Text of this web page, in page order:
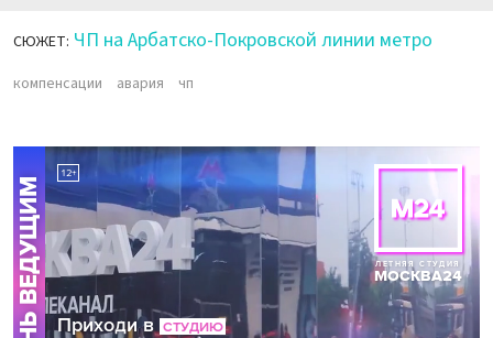
СЮЖЕТ: ЧП на Арбатско-Покровской линии метро
компенсации авария чп